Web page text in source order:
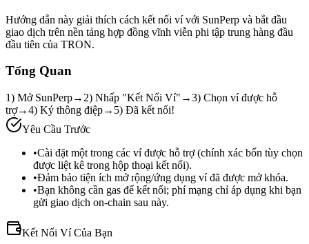
Hướng dẫn này giải thích cách kết nối ví với SunPerp và bắt đầu
giao dịch trên nền tảng hợp đồng vĩnh viễn phi tập trung hàng đầu
đầu tiên của TRON.
Tổng Quan
1) Mở SunPerp→ 2) Nhấp "Kết Nối Ví" →3) Chọn ví được hỗ
trợ→4) Ký thông điệp→ 5) Đã kết nối!
Yêu Cầu Trước
•Cài đặt một trong các ví được hỗ trợ (chính xác bốn tùy chọn
được liệt kê trong hộp thoại kết nối).
•Đảm bảo tiện ích mở rộng/ứng dụng ví đã được mở khóa.
•Bạn không cần gas để kết nối; phí mạng chỉ áp dụng khi bạn
gửi giao dịch on-chain sau này.
Kết Nối Ví Của Bạn